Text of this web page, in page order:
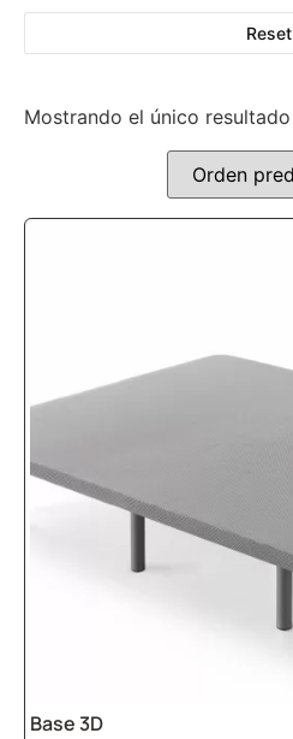
Reset
Mostrando el único resultado
Base 3D